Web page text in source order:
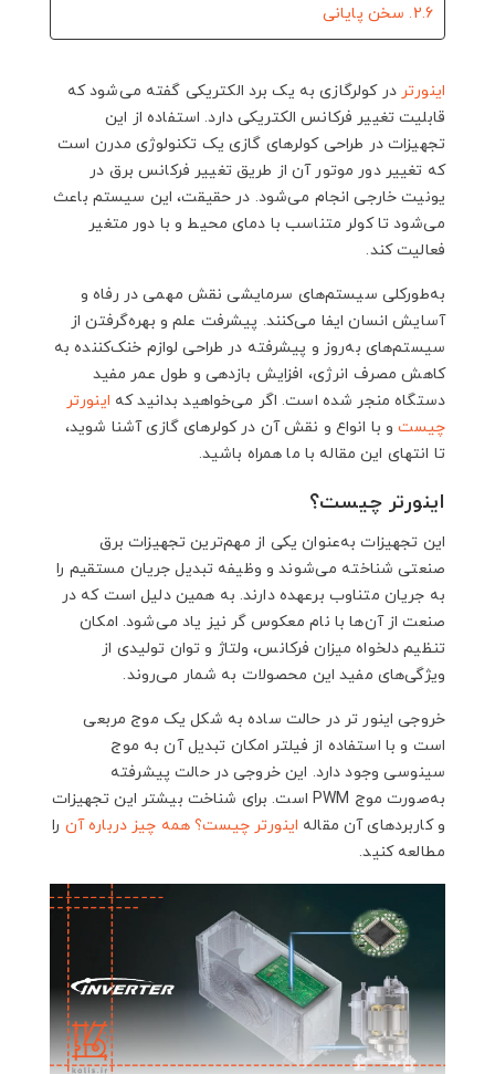
2.6. سخن پایانی
اینورتر در کولرگازی به یک برد الکتریکی گفته می‌شود که
قابلیت تغییر فرکانس الکتریکی دارد. استفاده از این
تجهیزات در طراحی کولرهای گازی یک تکنولوژی مدرن است
که تغییر دور موتور آن از طریق تغییر فرکانس برق در
یونیت خارجی انجام می‌شود. در حقیقت، این سیستم باعث
می‌شود تا کولر متناسب با دمای محیط و با دور متغیر
فعالیت کند.
به‌طورکلی سیستم‌های سرمایشی نقش مهمی در رفاه و
آسایش انسان ایفا می‌کنند. پیشرفت علم و بهره‌گرفتن از
سیستم‌های به‌روز و پیشرفته در طراحی لوازم خنک‌کننده به
کاهش مصرف انرژی، افزایش بازدهی و طول عمر مفید
دستگاه منجر شده است. اگر می‌خواهید بدانید که اینورتر
چیستو با انواع و نقش آن در کولرهای گازی آشنا شوید،
تا انتهای این مقاله با ما همراه باشید.
اینورتر چیست؟
این تجهیزات به‌عنوان یکی از مهم‌ترین تجهیزات برق
صنعتی شناخته می‌شوند و وظیفه تبدیل جریان مستقیم را
به جریان متناوب برعهده دارند. به همین دلیل است که در
صنعت از آن‌ها با نام معکوس گر نیز یاد می‌شود. امکان
تنظیم دلخواه میزان فرکانس، ولتاژ و توان تولیدی از
ویژگی‌های مفید این محصولات به شمار می‌روند.
خروجی اینور تر در حالت ساده به شکل یک موج مربعی
است و با استفاده از فیلتر امکان تبدیل آن به موج
سینوسی وجود دارد. این خروجی در حالت پیشرفته
به‌صورت موج PWM است. برای شناخت بیشتر این تجهیزات
و کاربردهای آن مقاله اینورتر چیست؟ همه چیز درباره آن را
مطالعه کنید.